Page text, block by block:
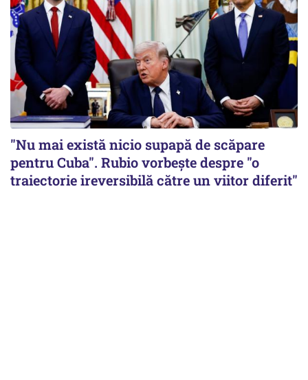
"Nu mai există nicio supapă de scăpare
pentru Cuba". Rubio vorbește despre "o
traiectorie ireversibilă către un viitor diferit"